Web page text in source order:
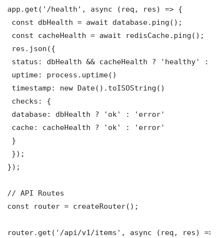
app.get('/health', async (req, res) => {
const dbHealth = await database.ping();
const cacheHealth = await redisCache.ping();
res.json({
status: dbHealth && cacheHealth ? 'healthy' :
uptime: process.uptime()
timestamp: new Date().toISOString()
checks: {
database: dbHealth ? 'ok' : 'error'
cache: cacheHealth ? 'ok' : 'error'
}
});
});
// API Routes
const router = createRouter();
router.get('/api/v1/items', async (req, res) =>